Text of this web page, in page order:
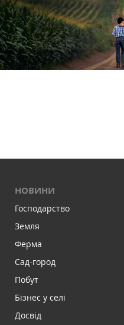
НОВИНИ
Господарство
Земля
Ферма
Сад-город
Побут
Бізнес у селі
Досвід